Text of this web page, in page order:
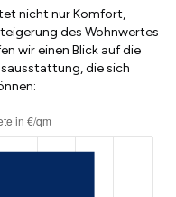
nicht nur Komfort,
des Wohnwertes
wir einen Blick auf die
die sich